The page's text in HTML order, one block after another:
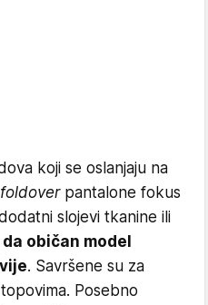
koji se oslanjaju na
foldoverpantalone fokus
slojevi tkanine ili
običan model
. Savršene su za
Posebno